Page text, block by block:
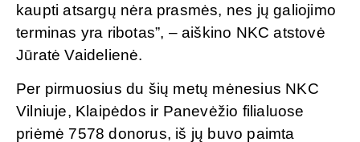
kaupti atsargų nėra prasmės, nes jų galiojimo
terminas yra ribotas”, – aiškino NKC atstovė
Jūratė Vaidelienė.
Per pirmuosius du šių metų mėnesius NKC
Vilniuje, Klaipėdos ir Panevėžio filialuose
priėmė 7578 donorus, iš jų buvo paimta